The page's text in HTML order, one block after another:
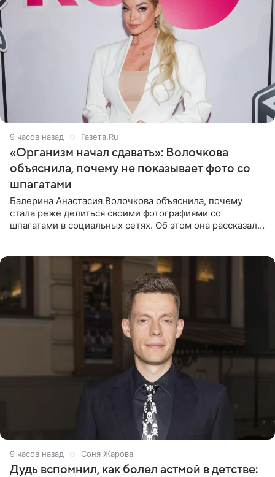
9 часов назад Газета.Ru
«Организм начал сдавать»: Волочкова
объяснила, почему не показывает фото со
шпагатами
Балерина Анастасия Волочкова объяснила, почему
стала реже делиться своими фотографиями со
шпагатами в социальных сетях. Об этом она рассказала
9 часов назад Соня Жарова
Дудь вспомнил, как болел астмой в детстве: